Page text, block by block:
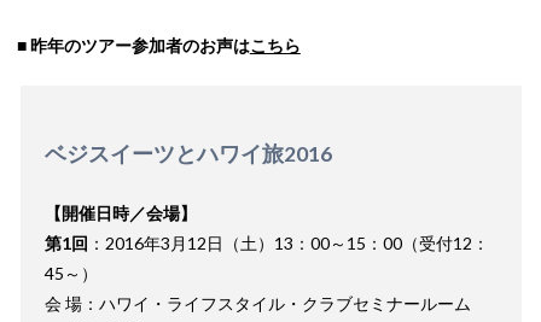
■ 昨年のツアー参加者のお声はこちら
ベジスイーツとハワイ旅2016
【開催日時／会場】
第1回 ：2016年3月12日（土）13：00～15：00（受付12：
45～）
会 場：ハワイ・ライフスタイル・クラブセミナールーム